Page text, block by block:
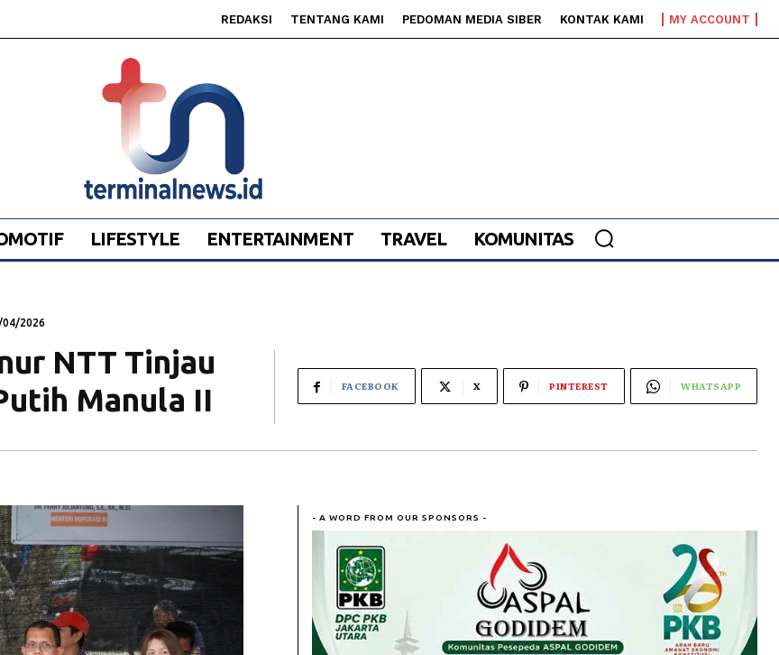
REDAKSI TENTANG KAMI PEDOMAN MEDIA SIBER KONTAK KAMI MY ACCOUNT
LIFESTYLE ENTERTAINMENT TRAVEL KOMUNITAS
04/2026
NTT Tinjau
Manula II
FACEBOOK X PINTEREST WHATSAPP
- A WORD FROM OUR SPONSORS -